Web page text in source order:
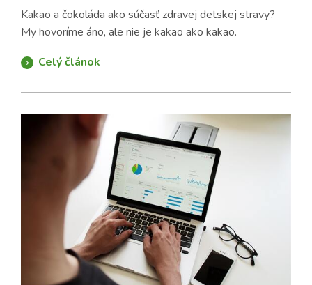
Kakao a čokoláda ako súčasť zdravej detskej stravy?
My hovoríme áno, ale nie je kakao ako kakao.
Celý článok